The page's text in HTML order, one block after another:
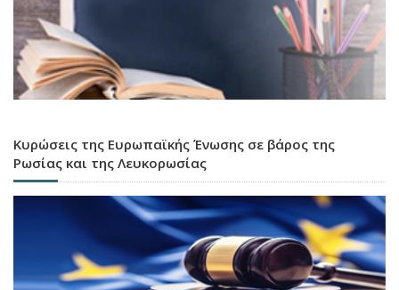
Κυρώσεις της Ευρωπαϊκής Ένωσης σε βάρος της
Ρωσίας και της Λευκορωσίας